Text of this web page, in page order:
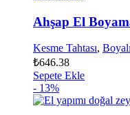
Ahşap El
Kesme Tahtası,
₺646.38
Sepete Ekle
- 13%